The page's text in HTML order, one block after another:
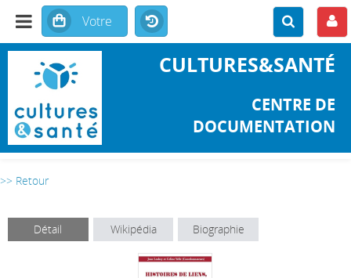
CULTURES&SANTÉ
CENTRE DE
DOCUMENTATION
>> Retour
Détail Wikipédia Biographie